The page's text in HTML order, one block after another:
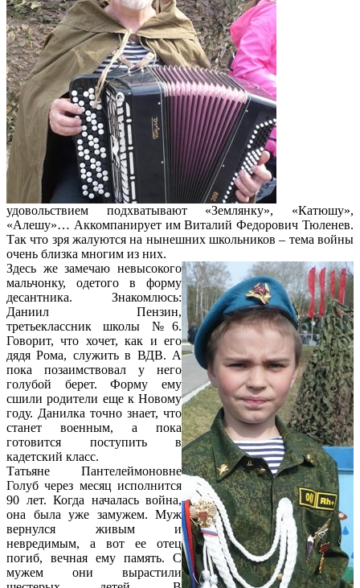
удовольствием подхватывают «Землянку», «Катюшу»,
«Алешу»… Аккомпанирует им Виталий Федорович Тюленев.
Так что зря жалуются на нынешних школьников – тема войны
очень близка многим из них.
Здесь же замечаю невысокого
мальчонку, одетого в форму
десантника. Знакомлюсь:
Даниил Пензин,
третьеклассник школы №6.
Говорит, что хочет, как и его
дядя Рома, служить в ВДВ. А
пока позаимствовал у него
голубой берет. Форму ему
сшили родители еще к Новому
году. Данилка точно знает, что
станет военным, а пока
готовится поступить в
кадетский класс.
Татьяне Пантелеймоновне
Голуб через месяц исполнится
90 лет. Когда началась война,
она была уже замужем. Муж
вернулся живым и
невредимым, а вот ее отец
погиб, вечная ему память. С
мужем они вырастили